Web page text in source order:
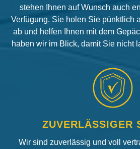
stehen Ihnen auf Wunsch auch
Verfügung. Sie holen Sie pünktlich
ab und helfen Ihnen mit dem
haben wir im Blick, damit Sie nicht
ZUVERLÄSSIGER
Wir sind zuverlässig und voll